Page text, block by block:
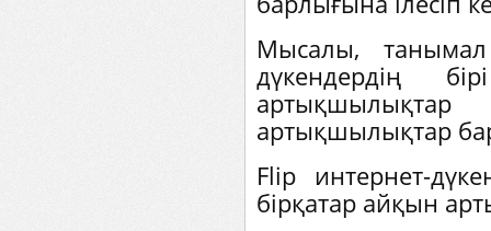
Мысалы,
дүкендердің
артықшылықтар
Flip интернет-
бірқатар айқын